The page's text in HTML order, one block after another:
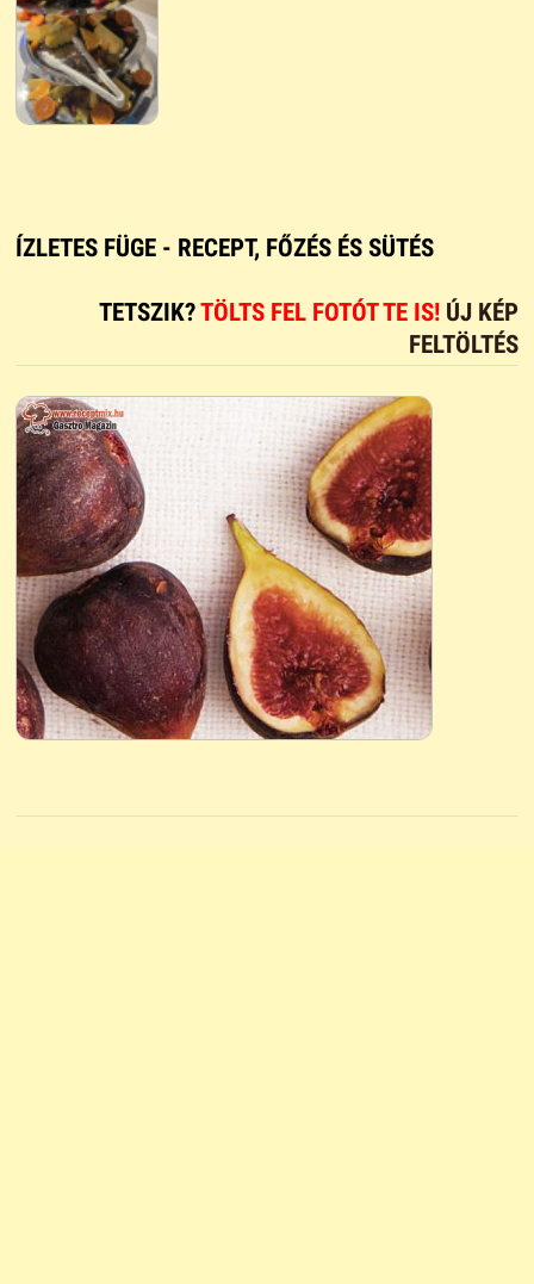
ÍZLETES FÜGE - RECEPT, FŐZÉS ÉS SÜTÉS
TETSZIK?TÖLTS FEL FOTÓT TE IS! ÚJ KÉP
FELTÖLTÉS